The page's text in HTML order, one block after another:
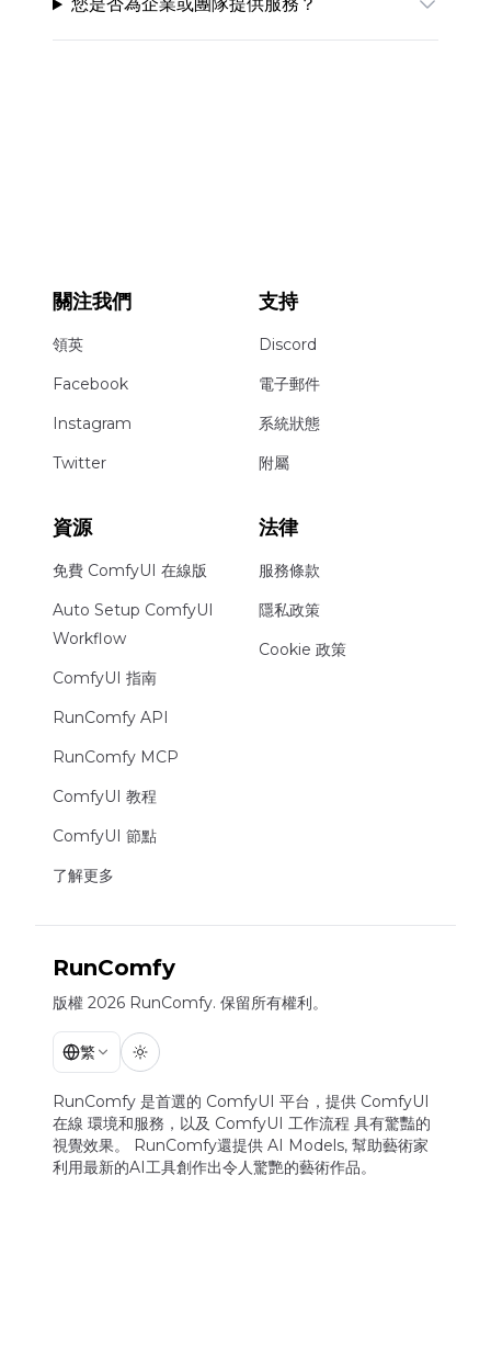
關注我們
領英
Facebook
Instagram
Twitter
支持
Discord
電子郵件
系統狀態
附屬
資源
免費 ComfyUI 在線版
Auto Setup ComfyUI
Workflow
ComfyUI 指南
RunComfy API
RunComfy MCP
ComfyUI 教程
ComfyUI 節點
了解更多
法律
服務條款
隱私政策
Cookie 政策
RunComfy
版權 2026 RunComfy. 保留所有權利。
繁
RunComfy 是首選的 ComfyUI 平台，提供 ComfyUI
在線 環境和服務，以及 ComfyUI 工作流程 具有驚豔的
視覺效果。
RunComfy還提供 AI Models, 幫助藝術家
利用最新的AI工具創作出令人驚艷的藝術作品。